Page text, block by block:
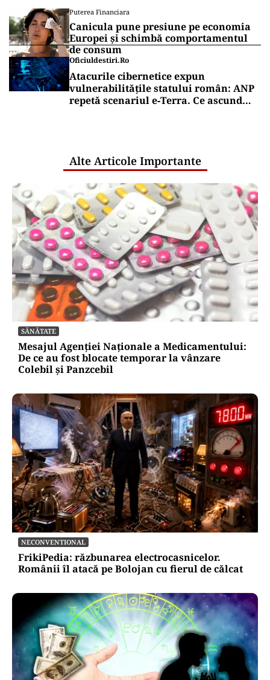
Puterea Financiara
Canicula pune presiune pe economia
Europei și schimbă comportamentul
de consum
Oficiuldestiri.ro
Atacurile cibernetice expun
vulnerabilitățile statului român: ANP
repetă scenariul e‑Terra. Ce ascund
Alte Articole Importante
SĂNĂTATE
Mesajul Agenției Naționale a Medicamentului:
De ce au fost blocate temporar la vânzare
Colebil și Panzcebil
NECONVENTIONAL
FrikiPedia: răzbunarea electrocasnicelor.
Românii îl atacă pe Bolojan cu fierul de călcat